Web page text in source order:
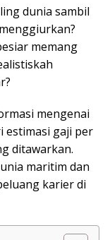
dunia sambil
memang
mengenai
estimasi gaji per
ditawarkan.
maritim dan
karier di